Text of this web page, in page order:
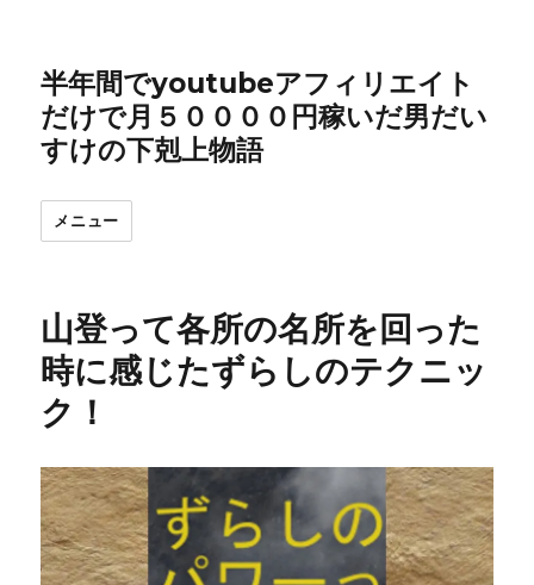
半年間でyoutubeアフィリエイト
だけで月５００００円稼いだ男だい
すけの下剋上物語
メニュー
山登って各所の名所を回った
時に感じたずらしのテクニッ
ク！